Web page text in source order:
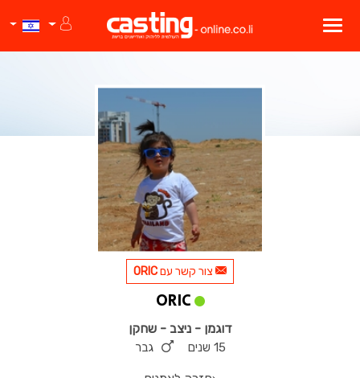
צור קשר עםORIC
ORIC
דוגמן - ניצב - שחקן
15 שנים גבר